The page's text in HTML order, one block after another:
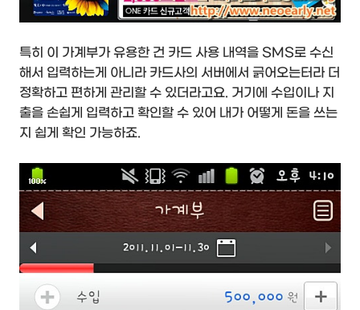
특히 이 가계부가 유용한 건 카드 사용 내역을 SMS로 수신
해서 입력하는게 아니라 카드사의 서버에서 긁어오는터라 더
정확하고 편하게 관리할 수 있더라고요. 거기에 수입이나 지
출을 손쉽게 입력하고 확인할 수 있어 내가 어떻게 돈을 쓰는
지 쉽게 확인 가능하죠.